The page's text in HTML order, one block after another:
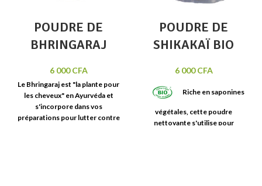
POUDRE DE
BHRINGARAJ
6 000CFA
Le Bhringaraj est "la plante pour
les cheveux" en Ayurvéda et
s'incorpore dans vos
préparations pour lutter contre
POUDRE DE
SHIKAKAÏ BIO
6 000CFA
Riche en saponines
végétales, cette poudre
nettoyantes'utilise pour